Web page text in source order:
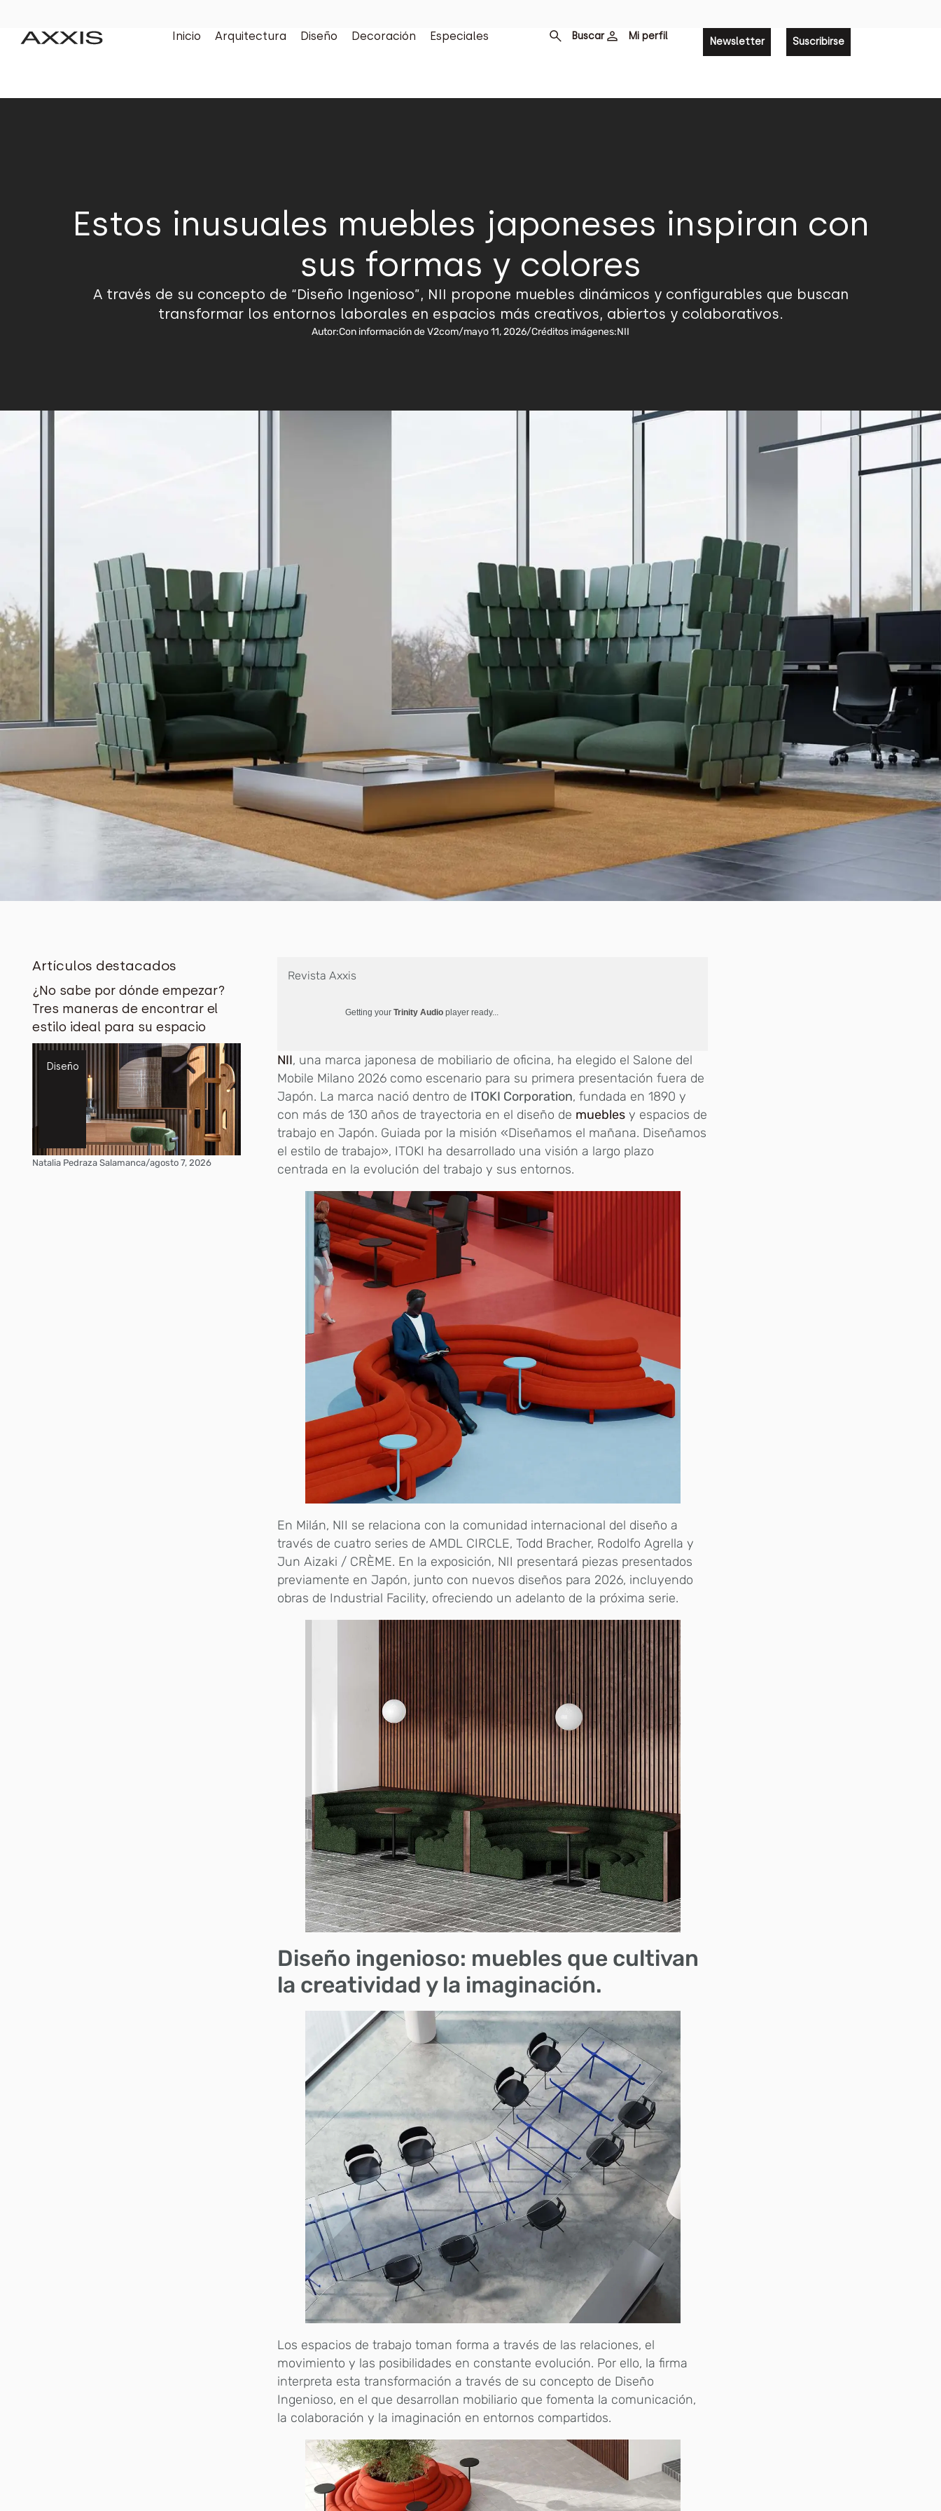
Inicio Arquitectura Diseño Decoración Especiales Buscar Mi perfil Newsletter Suscribirse
Estos inusuales muebles japoneses inspiran con
sus formas y colores
A través de su concepto de “Diseño Ingenioso”, NII propone muebles dinámicos y configurables que buscan
transformar los entornos laborales en espacios más creativos, abiertos y colaborativos.
Autor:Con información de V2com/mayo 11, 2026/Créditos imágenes:NII
Artículos destacados
¿No sabe por dónde empezar?
Tres maneras de encontrar el
estilo ideal para su espacio
Diseño
Natalia Pedraza Salamanca/agosto 7, 2026
Revista Axxis
Getting yourTrinity Audio player ready...
NII, una marca japonesa de mobiliario de oficina, ha elegido el Salone del
Mobile Milano 2026 como escenario para su primera presentación fuera de
Japón. La marca nació dentro de ITOKI Corporation, fundada en 1890 y
con más de 130 años de trayectoria en el diseño de muebles y espacios de
trabajo en Japón. Guiada por la misión «Diseñamos el mañana. Diseñamos
el estilo de trabajo», ITOKI ha desarrollado una visión a largo plazo
centrada en la evolución del trabajo y sus entornos.
En Milán, NII se relaciona con la comunidad internacional del diseño a
través de cuatro series de AMDL CIRCLE, Todd Bracher, Rodolfo Agrella y
Jun Aizaki / CRÈME. En la exposición, NII presentará piezas presentados
previamente en Japón, junto con nuevos diseños para 2026, incluyendo
obras de Industrial Facility, ofreciendo un adelanto de la próxima serie.
Diseño ingenioso: muebles que cultivan
la creatividad y la imaginación.
Los espacios de trabajo toman forma a través de las relaciones, el
movimiento y las posibilidades en constante evolución. Por ello, la firma
interpreta esta transformación a través de su concepto de Diseño
Ingenioso, en el que desarrollan mobiliario que fomenta la comunicación,
la colaboración y la imaginación en entornos compartidos.